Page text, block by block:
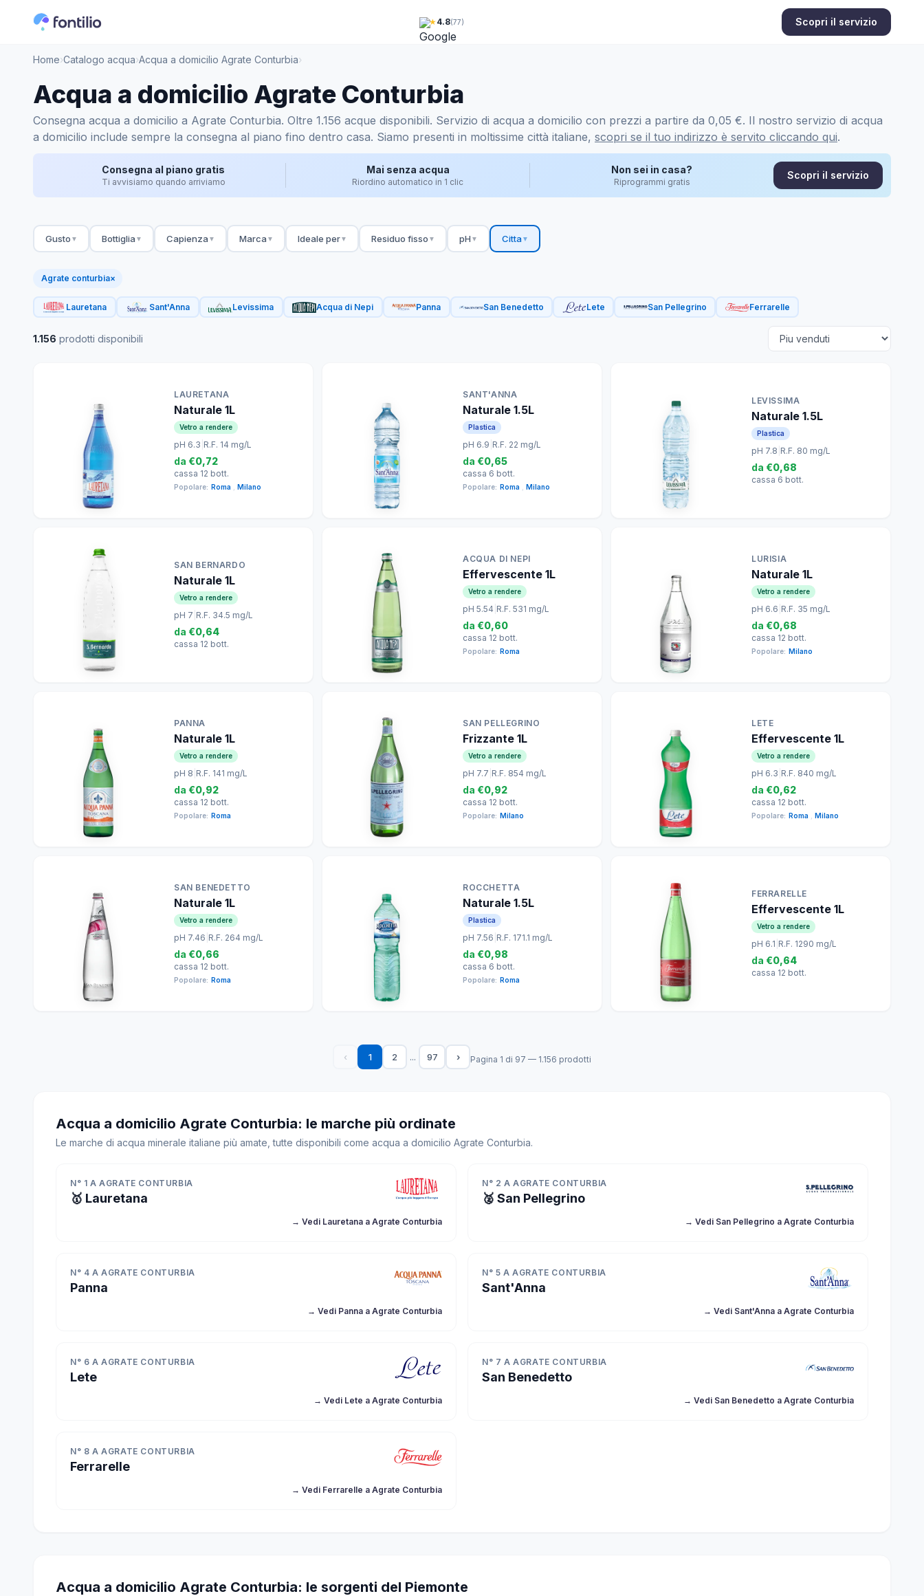
★4.8(77) Scopri il servizio
Home›Catalogo acqua›Acqua a domicilio Agrate Conturbia›
Acqua a domicilio Agrate Conturbia
Consegna acqua a domicilio a Agrate Conturbia. Oltre 1.156 acque disponibili. Servizio di acqua a domicilio con prezzi a partire da 0,05 €. Il nostro servizio di acqua
a domicilio include sempre la consegna al piano fino dentro casa. Siamo presenti in moltissime città italiane, scopri se il tuo indirizzo è servito cliccando qui.
Consegna al piano gratis
Ti avvisiamo quando arriviamo
Mai senza acqua
Riordino automatico in 1 clic
Non sei in casa?
Riprogrammi gratis
Scopri il servizio
Gusto ▼ Bottiglia ▼ Capienza ▼ Marca ▼ Ideale per▼ Residuo fisso ▼ pH ▼ Citta▼
Agrate conturbia×
Lauretana Sant'Anna Levissima Acqua di Nepi Panna San Benedetto Lete San Pellegrino Ferrarelle
1.156 prodotti disponibili
LAURETANA
Naturale 1L
Vetro a rendere
pH 6.3 R.F. 14 mg/L
da €0,72
cassa 12 bott.
Popolare: Roma Milano
SANT'ANNA
Naturale 1.5L
Plastica
pH 6.9 R.F. 22 mg/L
da €0,65
cassa 6 bott.
Popolare: Roma Milano
LEVISSIMA
Naturale 1.5L
Plastica
pH 7.8 R.F. 80 mg/L
da €0,68
cassa 6 bott.
SAN BERNARDO
Naturale 1L
Vetro a rendere
pH 7 R.F. 34.5 mg/L
da €0,64
cassa 12 bott.
ACQUA DI NEPI
Effervescente 1L
Vetro a rendere
pH 5.54 R.F. 531 mg/L
da €0,60
cassa 12 bott.
Popolare: Roma
LURISIA
Naturale 1L
Vetro a rendere
pH 6.6 R.F. 35 mg/L
da €0,68
cassa 12 bott.
Popolare: Milano
PANNA
Naturale 1L
Vetro a rendere
pH 8 R.F. 141 mg/L
da €0,92
cassa 12 bott.
Popolare: Roma
SAN PELLEGRINO
Frizzante 1L
Vetro a rendere
pH 7.7 R.F. 854 mg/L
da €0,92
cassa 12 bott.
Popolare: Milano
LETE
Effervescente 1L
Vetro a rendere
pH 6.3 R.F. 840 mg/L
da €0,62
cassa 12 bott.
Popolare: Roma Milano
SAN BENEDETTO
Naturale 1L
Vetro a rendere
pH 7.46 R.F. 264 mg/L
da €0,66
cassa 12 bott.
Popolare: Roma
ROCCHETTA
Naturale 1.5L
Plastica
pH 7.56 R.F. 171.1 mg/L
da €0,98
cassa 6 bott.
Popolare: Roma
FERRARELLE
Effervescente 1L
Vetro a rendere
pH 6.1 R.F. 1290 mg/L
da €0,64
cassa 12 bott.
‹ 1 2 ... 97 › Pagina 1 di 97 — 1.156 prodotti
Acqua a domicilio Agrate Conturbia: le marche più ordinate
Le marche di acqua minerale italiane più amate, tutte disponibili come acqua a domicilio Agrate Conturbia.
N° 1 A AGRATE CONTURBIA
🥇 Lauretana
→ Vedi Lauretana a Agrate Conturbia
N° 2 A AGRATE CONTURBIA
🥈 San Pellegrino
→ Vedi San Pellegrino a Agrate Conturbia
N° 4 A AGRATE CONTURBIA
Panna
→ Vedi Panna a Agrate Conturbia
N° 5 A AGRATE CONTURBIA
Sant'Anna
→ Vedi Sant'Anna a Agrate Conturbia
N° 6 A AGRATE CONTURBIA
Lete
→ Vedi Lete a Agrate Conturbia
N° 7 A AGRATE CONTURBIA
San Benedetto
→ Vedi San Benedetto a Agrate Conturbia
N° 8 A AGRATE CONTURBIA
Ferrarelle
→ Vedi Ferrarelle a Agrate Conturbia
Acqua a domicilio Agrate Conturbia: le sorgenti del Piemonte